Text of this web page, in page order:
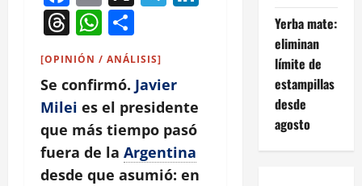
Threads
WhatsApp
[OPINIÓN / ANÁLISIS]
Se confirmó. Javier
Milei es el presidente
que más tiempo pasó
fuera de la Argentina
desde que asumió: en
Yerba mate:
eliminan
límite de
estampillas
desde
agosto